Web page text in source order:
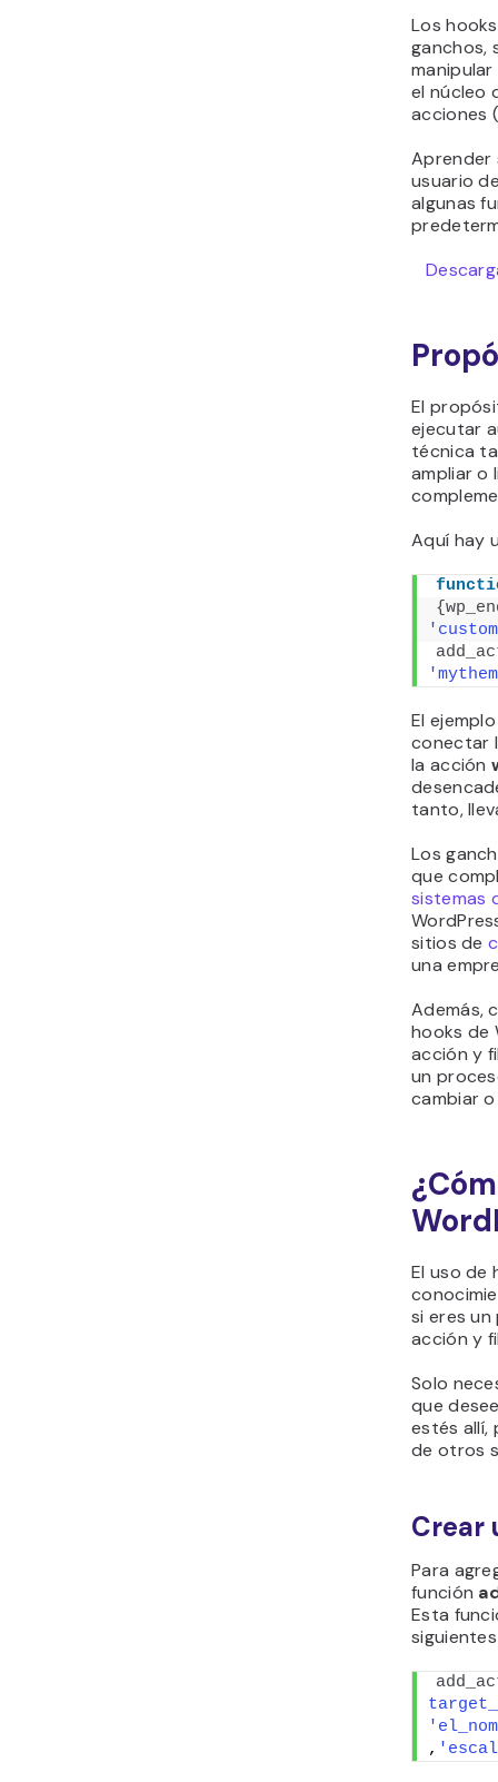
Los
ganchos,
el núcleo
acciones
Aprender
usuario
algunas
El
ejecutar
técnica
ampliar o
Aquí hay
{
El
conectar
la acción
tanto,
Los
que
sistemas
sitios de
una
Además,
hooks de
acción y
un
cambiar
El uso de
si eres
acción y
Solo
que
estés allí,
de otros
Crear
Para
función
Esta
,